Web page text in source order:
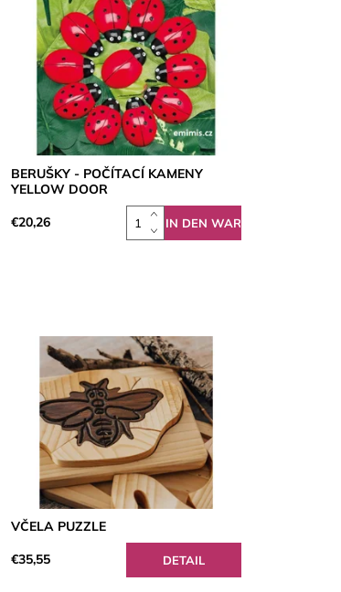
BERUŠKY - POČÍTACÍ KAMENY
YELLOW DOOR
€20,26
VČELA PUZZLE
€35,55 DETAIL